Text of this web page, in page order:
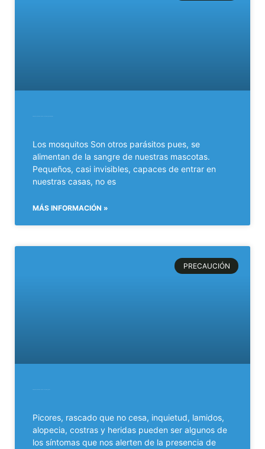
Los mosquitos Son otros parásitos pues, se
alimentan de la sangre de nuestras mascotas.
Pequeños, casi invisibles, capaces de entrar en
nuestras casas, no es
MÁS INFORMACIÓN »
PRECAUCIÓN
Picores, rascado que no cesa, inquietud, lamidos,
alopecia, costras y heridas pueden ser algunos de
los síntomas que nos alerten de la presencia de